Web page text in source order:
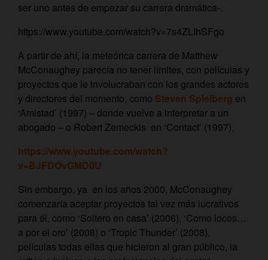
ser uno antes de empezar su carrera dramática-.
https://www.youtube.com/watch?v=7s4ZLIhSFgo
A partir de ahí, la meteórica carrera de Matthew
McConaughey parecía no tener límites, con películas y
proyectos que le involucraban con los grandes actores
y directores del momento, como Steven Spielberg en
‘Amistad’ (1997) – donde vuelve a interpretar a un
abogado – o Robert Zemeckis en ‘Contact’ (1997).
https://www.youtube.com/watch?
v=BJFDOvGMD0U
Sin embargo, ya en los años 2000, McConaughey
comenzaría aceptar proyectos tal vez más lucrativos
para él, como ‘Soltero en casa’ (2006), ‘Como locos…
a por el oro’ (2008) o ‘Tropic Thunder’ (2008),
películas todas ellas que hicieron al gran público, la